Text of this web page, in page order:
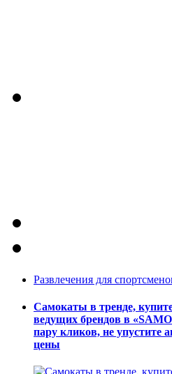
Развлечения для
Самокаты в тренде,
ведущих брендов в
пару кликов, не упустите
цены